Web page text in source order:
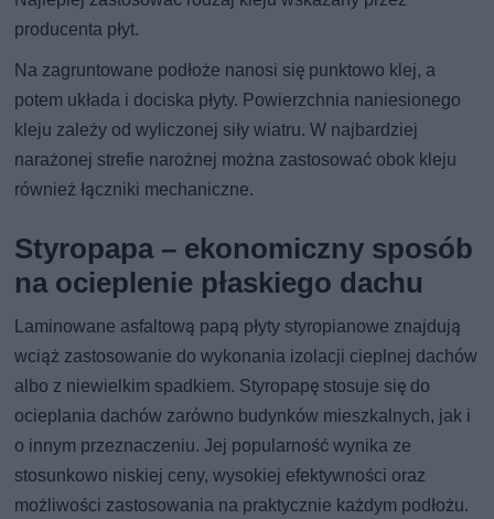
producenta płyt.
Na zagruntowane podłoże nanosi się punktowo klej, a
potem układa i dociska płyty. Powierzchnia naniesionego
kleju zależy od wyliczonej siły wiatru. W najbardziej
narażonej strefie narożnej można zastosować obok kleju
również łączniki mechaniczne.
Styropapa – ekonomiczny sposób
na ocieplenie płaskiego dachu
Laminowane asfaltową papą płyty styropianowe znajdują
wciąż zastosowanie do wykonania izolacji cieplnej dachów
albo z niewielkim spadkiem. Styropapę stosuje się do
ocieplania dachów zarówno budynków mieszkalnych, jak i
o innym przeznaczeniu. Jej popularność wynika ze
stosunkowo niskiej ceny, wysokiej efektywności oraz
możliwości zastosowania na praktycznie każdym podłożu.